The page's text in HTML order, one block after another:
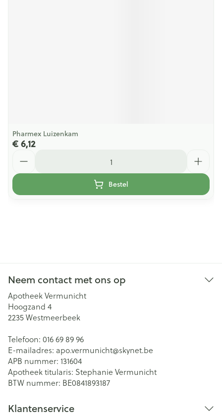
Pharmex Luizenkam
€ 6,12
Bestel
Neem contact met ons op
Apotheek Vermunicht
Hoogzand 4
2235Westmeerbeek
Telefoon: 016 69 89 96
E-mailadres: apo.vermunicht@skynet.be
APB nummer: 131604
Apotheek titularis: Stephanie Vermunicht
BTW nummer: BE0841893187
Klantenservice